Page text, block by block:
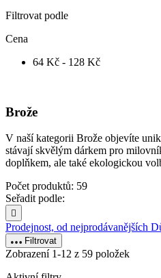
Filtrovat podle
Cena
64 Kč - 128 Kč
Brože
V naší kategorii Brože objevíte
stávají skvělým dárkem pro
doplňkem, ale také ekologickou
Počet produktů: 59
Seřadit podle:

Prodejnost, od nejprodávanějších
Filtrovat
Zobrazení 1-12 z 59 položek